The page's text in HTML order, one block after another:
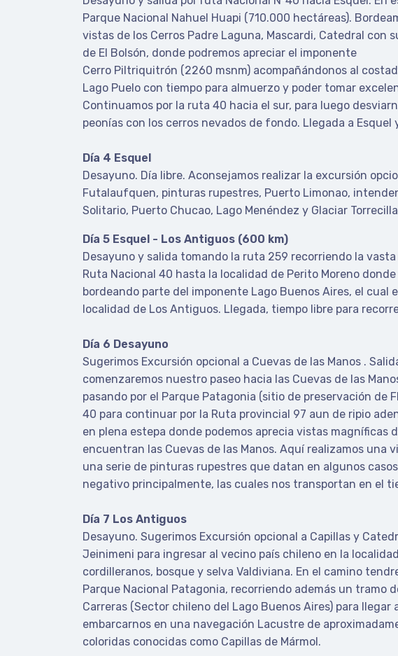
Parque Nacional Nahuel Huapi (710.000 hectáreas).
vistas de los Cerros Padre Laguna, Mascardi, Catedral con
de El Bolsón, donde podremos apreciar el imponente
Cerro Piltriquitrón (2260 msnm) acompañándonos al
Lago Puelo con tiempo para almuerzo y poder tomar
Continuamos por la ruta 40 hacia el sur, para luego
peonías con los cerros nevados de fondo. Llegada a Esquel
Día 4 Esquel
Desayuno. Día libre. Aconsejamos realizar la excursión
Futalaufquen, pinturas rupestres, Puerto Limonao,
Solitario, Puerto Chucao, Lago Menéndez y Glaciar
Día 5 Esquel - Los Antiguos (600 km)
Desayuno y salida tomando la ruta 259 recorriendo la
Ruta Nacional 40 hasta la localidad de Perito Moreno
bordeando parte del imponente Lago Buenos Aires, el
localidad de Los Antiguos. Llegada, tiempo libre para
Día 6 Desayuno
Sugerimos Excursión opcional a Cuevas de las Manos .
comenzaremos nuestro paseo hacia las Cuevas de las
pasando por el Parque Patagonia (sitio de preservación de
40 para continuar por la Ruta provincial 97 aun de ripio
en plena estepa donde podemos aprecia vistas magníficas
encuentran las Cuevas de las Manos. Aquí realizamos
una serie de pinturas rupestres que datan en algunos
negativo principalmente, las cuales nos transportan en el
Día 7 Los Antiguos
Desayuno. Sugerimos Excursión opcional a Capillas y
Jeinimeni para ingresar al vecino país chileno en la
cordilleranos, bosque y selva Valdiviana. En el camino
Parque Nacional Patagonia, recorriendo además un tramo
Carreras (Sector chileno del Lago Buenos Aires) para
embarcarnos en una navegación Lacustre de
coloridas conocidas como Capillas de Mármol.